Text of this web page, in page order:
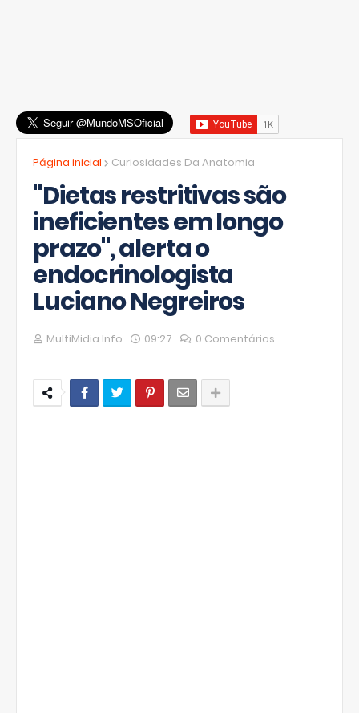
Página inicial Curiosidades Da Anatomia
"Dietas restritivas são
ineficientes em longo
prazo", alerta o
endocrinologista
Luciano Negreiros
MultiMidia Info 09:27 0 Comentários